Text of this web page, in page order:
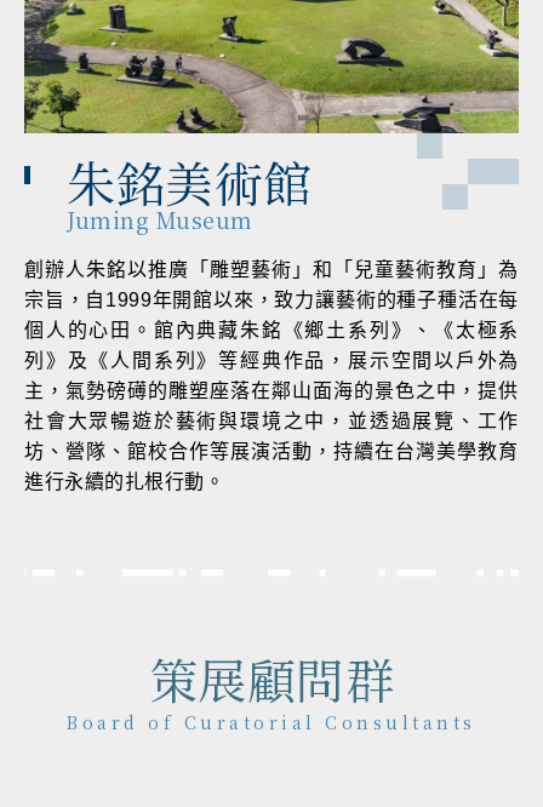
朱銘美術館
Juming Museum
創辦人朱銘以推廣「雕塑藝術」和「兒童藝術教育」為
宗旨，自1999年開館以來，致力讓藝術的種子種活在每
個人的心田。館內典藏朱銘《鄉土系列》、《太極系
列》及《人間系列》等經典作品，展示空間以戶外為
主，氣勢磅礡的雕塑座落在鄰山面海的景色之中，提供
社會大眾暢遊於藝術與環境之中，並透過展覽、工作
坊、營隊、館校合作等展演活動，持續在台灣美學教育
進行永續的扎根行動。
策展顧問群
Board of Curatorial Consultants